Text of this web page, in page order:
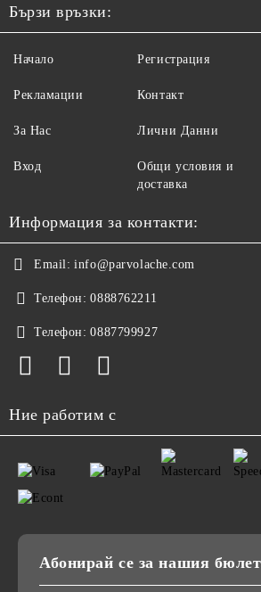
Бързи връзки:
Начало
Рекламации
За Нас
Вход
Регистрация
Контакт
Лични Данни
Общи условия и
доставка
Информация за контакти:
Email: info@parvolache.com
Телефон: 0888762211
Телефон: 0887799927
Ние работим с
Абонирай се за нашия